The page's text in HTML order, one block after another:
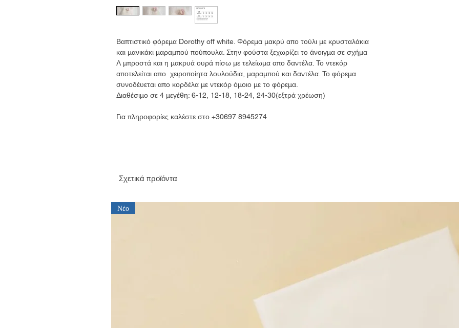
Βαπτιστικό φόρεμα Dorothy off white. Φόρεμα μακρύ απο τούλι με κρυσταλάκια
και μανικάκι μαραμπού πούπουλα. Στην φούστα ξεχωρίζει το άνοιγμα σε σχήμα
Λ μπροστά και η μακρυά ουρά πίσω με τελείωμα απο δαντέλα. Το ντεκόρ
αποτελείται απο χειροποίητα λουλούδια, μαραμπού και δαντέλα. Το φόρεμα
συνοδέυεται απο κορδέλα με ντεκόρ όμοιο με το φόρεμα.
Διαθέσιμο σε 4 μεγέθη: 6-12, 12-18, 18-24, 24-30(εξτρά χρέωση)
Για πληροφορίες καλέστε στο +30697 8945274
Σχετικά προϊόντα
Νέο